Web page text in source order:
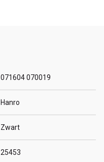
071604 070019
Hanro
Zwart
25453